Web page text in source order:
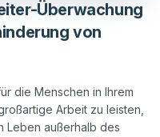
Überwachung
von
die Menschen in Ihrem
Arbeit zu leisten,
Leben außerhalb des